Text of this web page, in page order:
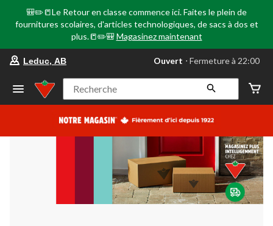
🎒✏️📒Le Retour en classe commence ici. Faites le plein de
fournitures scolaires, d'articles technologiques, de sacs à dos et
plus.📒✏️🎒 Magasinez maintenant
votre
préféré
Leduc,
AB,
courament
Fermeture
à
22:00
cliquer
pour
changer
Leduc, AB Ouvert ⋅ Fermeture à 22:00
Recherche